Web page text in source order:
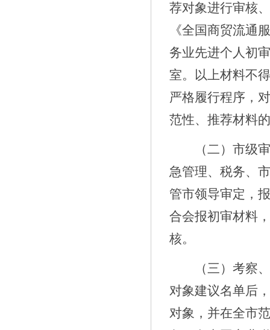
荐对象进行审核
《全国商贸流通
务业先进个人初
室。
以上材料不
严格履行程序，对
范性、推荐材料
（二）市级
急管理、税务、
管市领导审定，
合会报初审材料
核。
（三）考察
对象建议名单后
对象，并在全市